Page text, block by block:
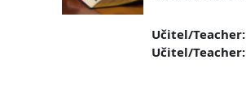
Učitel/Teacher:
Učitel/Teacher: